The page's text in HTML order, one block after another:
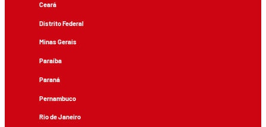
Ceará
Distrito Federal
Minas Gerais
Paraíba
Paraná
Pernambuco
Rio de Janeiro